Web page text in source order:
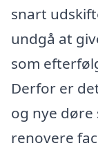
snart
undgå at
som
Derfor er
og nye
renovere